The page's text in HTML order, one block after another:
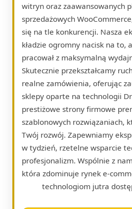
witryn oraz zaawansowanych
sprzedażowych
się na tle konkurencji. Nasza
kładzie ogromny nacisk na to,
pracował z maksymalną
Skutecznie przekształcamy
realne zamówienia, oferując
sklepy oparte na technologii
prestiżowe strony firmowe
szablonowych rozwiązaniach,
Twój rozwój. Zapewniamy
w tydzień, rzetelne wsparcie
profesjonalizm. Wspólnie z
która zdominuje rynek e-
technologiom jutra